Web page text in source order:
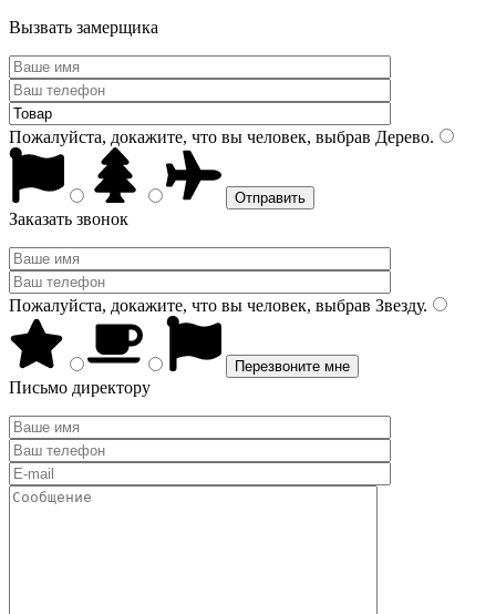
Вызвать замерщика
Пожалуйста, докажите, что вы человек, выбрав Дерево.
Заказать звонок
Пожалуйста, докажите, что вы человек, выбрав Звезду.
Письмо директору